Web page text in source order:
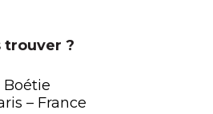
trouver ?
Boétie
– France